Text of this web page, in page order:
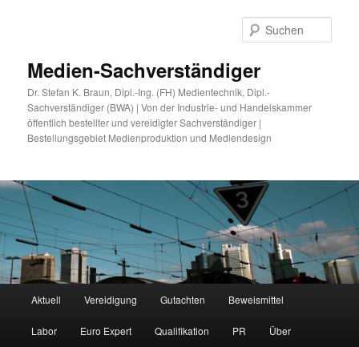
Medien-Sachverständiger
Dr. Stefan K. Braun, Dipl.-Ing. (FH) Medientechnik, Dipl.-
Sachverständiger (BWA) | Von der Industrie- und Handelskammer
öffentlich bestellter und vereidigter Sachverständiger |
Bestellungsgebiet Medienproduktion und Mediendesign
Aktuell Vereidigung Gutachten Beweismittel
Labor Euro Expert Qualifikation PR Über